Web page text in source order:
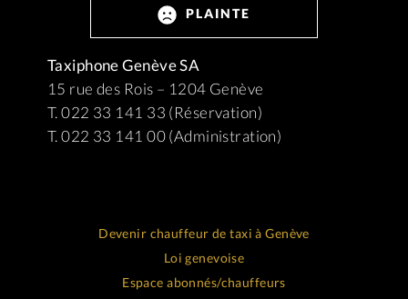
PLAINTE
Taxiphone Genève SA
15 rue des Rois – 1204 Genève
T. 022 33 141 33 (Réservation)
T. 022 33 141 00 (Administration)
Devenir chauffeur de taxi à Genève
Loi genevoise
Espace abonnés/chauffeurs